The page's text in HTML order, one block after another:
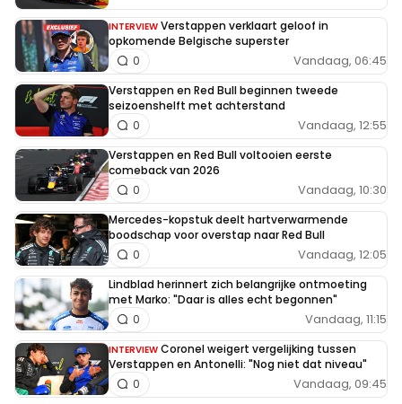
INTERVIEW Verstappen verklaart geloof in
opkomende Belgische superster
Vandaag, 06:45
0
Verstappen en Red Bull beginnen tweede
seizoenshelft met achterstand
Vandaag, 12:55
0
Verstappen en Red Bull voltooien eerste
comeback van 2026
Vandaag, 10:30
0
Mercedes-kopstuk deelt hartverwarmende
boodschap voor overstap naar Red Bull
Vandaag, 12:05
0
Lindblad herinnert zich belangrijke ontmoeting
met Marko: "Daar is alles echt begonnen"
Vandaag, 11:15
0
INTERVIEW Coronel weigert vergelijking tussen
Verstappen en Antonelli: "Nog niet dat niveau"
Vandaag, 09:45
0